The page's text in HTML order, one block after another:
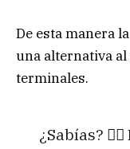
De esta manera
una alternativa al
terminales.
¿Sabías?